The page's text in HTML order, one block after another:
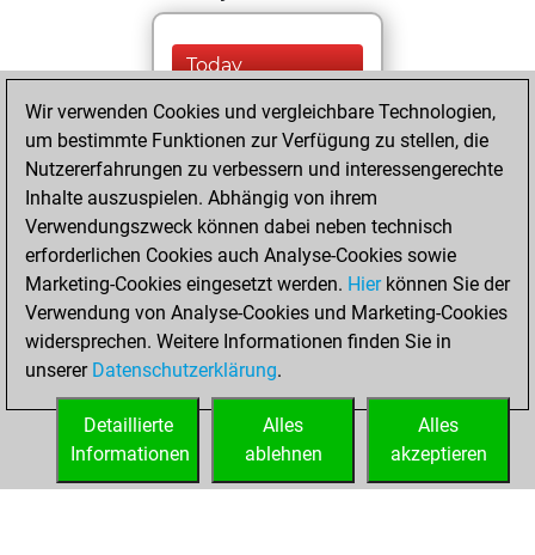
Today
You played 400
blitz games
Play
+138 =13 -249 in
blitz
Donnerstag,
Januar 21, 2021
You created
your Fritz account
Wir verwenden Cookies und vergleichbare Technologien,
um bestimmte Funktionen zur Verfügung zu stellen, die
Nutzererfahrungen zu verbessern und interessengerechte
Inhalte auszuspielen. Abhängig von ihrem
Verwendungszweck können dabei neben technisch
erforderlichen Cookies auch Analyse-Cookies sowie
Marketing-Cookies eingesetzt werden. Hierkönnen Sie der
Verwendung von Analyse-Cookies und Marketing-Cookies
widersprechen. Weitere Informationen finden Sie in
unserer Datenschutzerklärung.
Alles
akzeptieren
Alles
ablehnen
Detaillierte
Informationen